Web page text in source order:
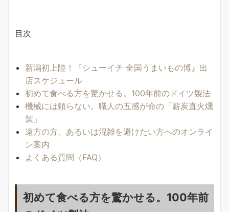
目次
新潟初上陸！『シューイチ 全国うまいもの博』出
店スケジュール
初めて食べる方を驚かせる。100年前のドイツ製法
機械には頼らない。職人の五感が命の「薪炭直火燻
製」
遠方の方、あるいは混雑を避けたい方へのオンライ
ン案内
よくある質問（FAQ）
初めて食べる方を驚かせる。100年前